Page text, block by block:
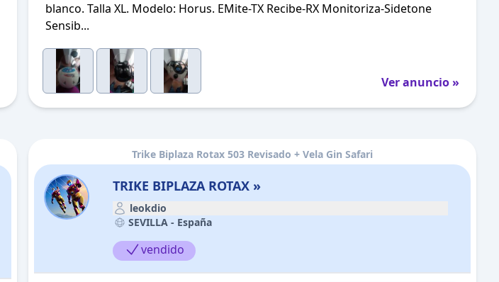
blanco. Talla XL. Modelo: Horus. EMite-TX Recibe-RX Monitoriza-Sidetone
Sensib...
Ver anuncio »
Trike Biplaza Rotax 503 Revisado + Vela Gin Safari
TRIKE BIPLAZA ROTAX »
leokdio
SEVILLA - España
vendido